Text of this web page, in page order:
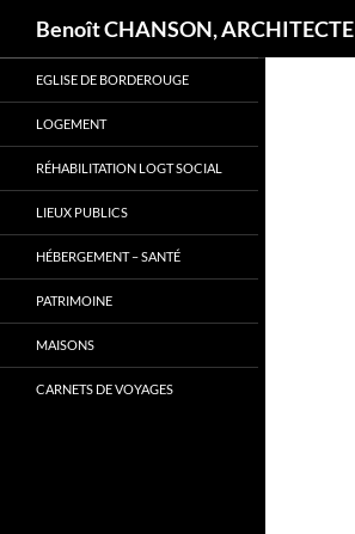
Aller
au
contenu
Benoît CHANSON, ARCHITECTE
EGLISE DE BORDEROUGE
LOGEMENT
RÉHABILITATION LOGT SOCIAL
LIEUX PUBLICS
HÉBERGEMENT – SANTÉ
PATRIMOINE
MAISONS
CARNETS DE VOYAGES